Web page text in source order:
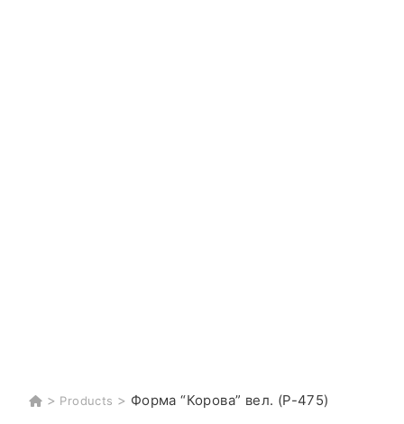
> Products > Форма “Корова” вел. (P-475)